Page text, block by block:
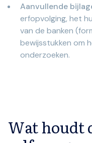
Aanvullende
erfopvolging, het
van de banken
bewijsstukken om
onderzoeken.
Wat houdt